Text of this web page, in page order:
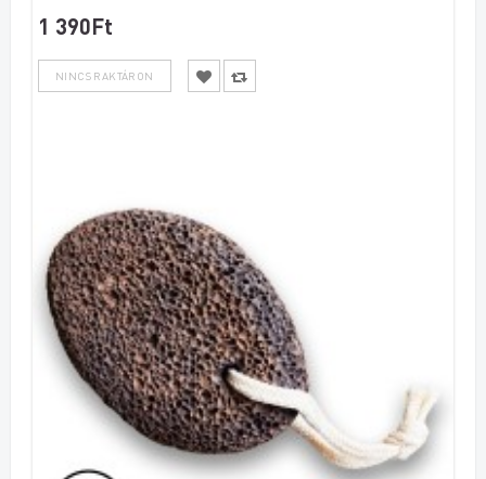
1 390Ft